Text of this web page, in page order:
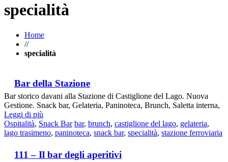
specialità
Home
//
specialità
Bar della Stazione
Bar storico davani alla Stazione di Castiglione del Lago. Nuova
Gestione. Snack bar, Gelateria, Paninoteca, Brunch, Saletta interna,
Leggi di più
Ospitalità, Snack Bar bar, brunch, castiglione del lago, gelateria,
lago trasimeno, paninoteca, snack bar, specialità, stazione ferroviaria
111 – Il bar degli aperitivi